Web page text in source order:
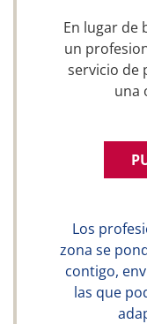
En lugar de
un
servicio de
una
Los
zona se
contigo,
las que